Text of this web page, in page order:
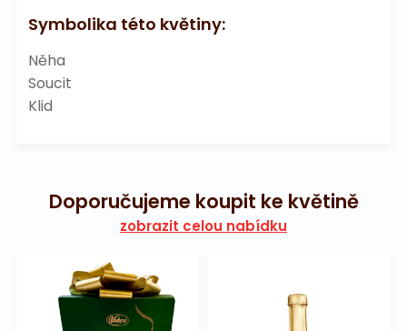
Symbolika této květiny:
Něha
Soucit
Klid
Doporučujeme koupit ke květině
zobrazit celou nabídku